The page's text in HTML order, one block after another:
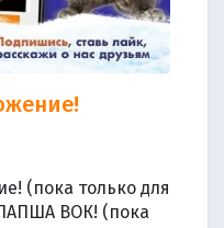
(пока только для
ВОК! (пока